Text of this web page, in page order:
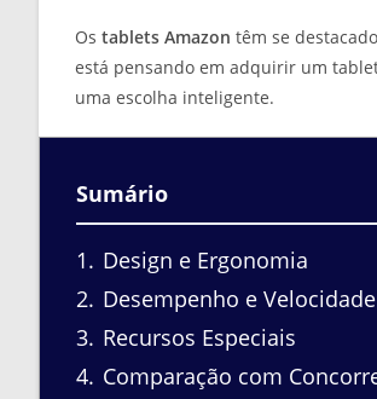
Os tablets Amazon têm se
está pensando em adquirir um
uma escolha inteligente.
Sumário
1
Design e Ergonomia
2 Desempenho e Velocidade
3 Recursos Especiais
4 Comparação com